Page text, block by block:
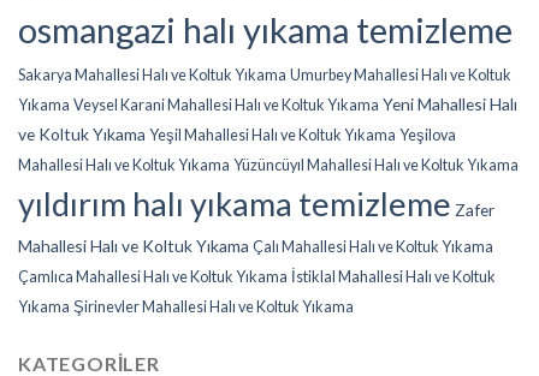
osmangazi halı yıkama temizleme
Sakarya Mahallesi Halı ve Koltuk Yıkama Umurbey Mahallesi Halı ve Koltuk
Yıkama Veysel Karani Mahallesi Halı ve Koltuk Yıkama Yeni Mahallesi Halı
ve Koltuk Yıkama Yeşil Mahallesi Halı ve Koltuk Yıkama Yeşilova
Mahallesi Halı ve Koltuk Yıkama Yüzüncüyıl Mahallesi Halı ve Koltuk Yıkama
yıldırım halı yıkama temizleme Zafer
Mahallesi Halı ve Koltuk Yıkama Çalı Mahallesi Halı ve Koltuk Yıkama
Çamlıca Mahallesi Halı ve Koltuk Yıkama İstiklal Mahallesi Halı ve Koltuk
Yıkama Şirinevler Mahallesi Halı ve Koltuk Yıkama
KATEGORILER